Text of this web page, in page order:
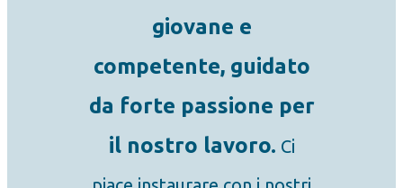
giovane e
competente, guidato
da forte passione per
il nostro lavoro. Ci